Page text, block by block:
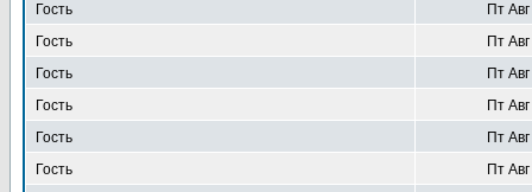
Гость
Пт
Гость
Пт
Гость
Пт
Гость
Пт
Гость
Пт
Гость
Пт